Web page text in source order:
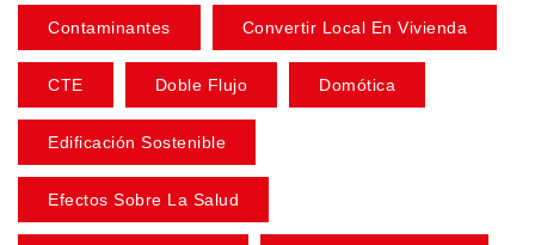
Contaminantes Convertir Local En Vivienda
CTE Doble Flujo Domótica
Edificación Sostenible
Efectos Sobre La Salud